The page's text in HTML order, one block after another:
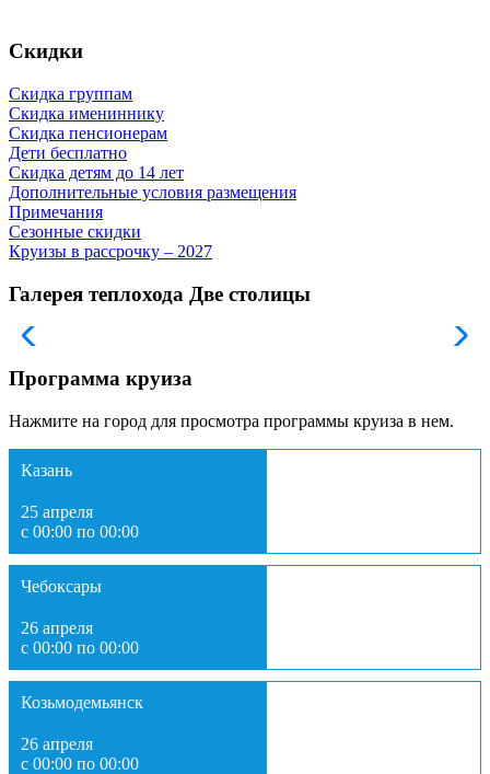
Скидки
Скидка группам
Скидка имениннику
Скидка пенсионерам
Дети бесплатно
Скидка детям до 14 лет
Дополнительные условия размещения
Примечания
Сезонные скидки
Круизы в рассрочку – 2027
Галерея теплохода Две столицы
Программа круиза
Нажмите на город для просмотра программы круиза в нем.
Казань
25 апреля
с 00:00 по 00:00
Чебоксары
26 апреля
с 00:00 по 00:00
Козьмодемьянск
26 апреля
с 00:00 по 00:00